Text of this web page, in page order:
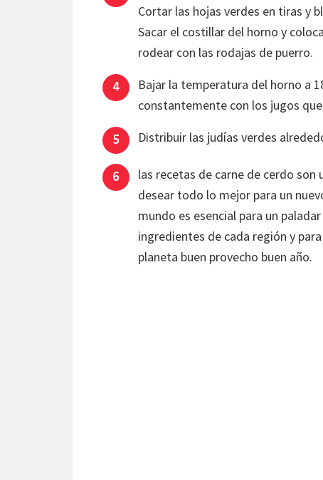
Cortar las hojas verdes en tiras y
Sacar el costillar del horno y
rodear con las rodajas de puerro.
Bajar la temperatura del horno a
constantemente con los jugos
Distribuir las judías verdes
las recetas de carne de cerdo son
desear todo lo mejor para un
mundo es esencial para un
ingredientes de cada región y
planeta buen provecho buen año.